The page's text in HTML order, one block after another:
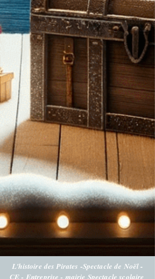
L'histoire des Pirates -Spectacle de Noël -
CE - Entreprise - mairie Spectacle scolaire